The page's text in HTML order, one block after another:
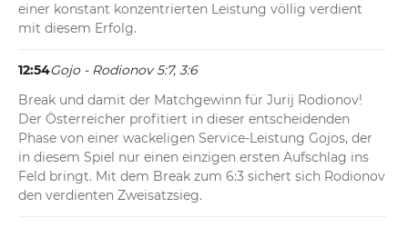
einer konstant konzentrierten Leistung völlig verdient
mit diesem Erfolg.
12:54Gojo - Rodionov 5:7, 3:6
Break und damit der Matchgewinn für Jurij Rodionov!
Der Österreicher profitiert in dieser entscheidenden
Phase von einer wackeligen Service-Leistung Gojos, der
in diesem Spiel nur einen einzigen ersten Aufschlag ins
Feld bringt. Mit dem Break zum 6:3 sichert sich Rodionov
den verdienten Zweisatzsieg.